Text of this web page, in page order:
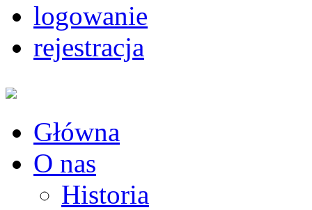
logowanie
rejestracja
Główna
O nas
Historia